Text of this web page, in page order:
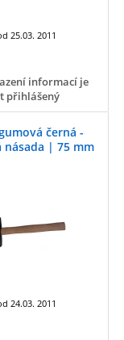
25.03. 2011
informací je
přihlášený
černá -
násada | 75 mm
24.03. 2011